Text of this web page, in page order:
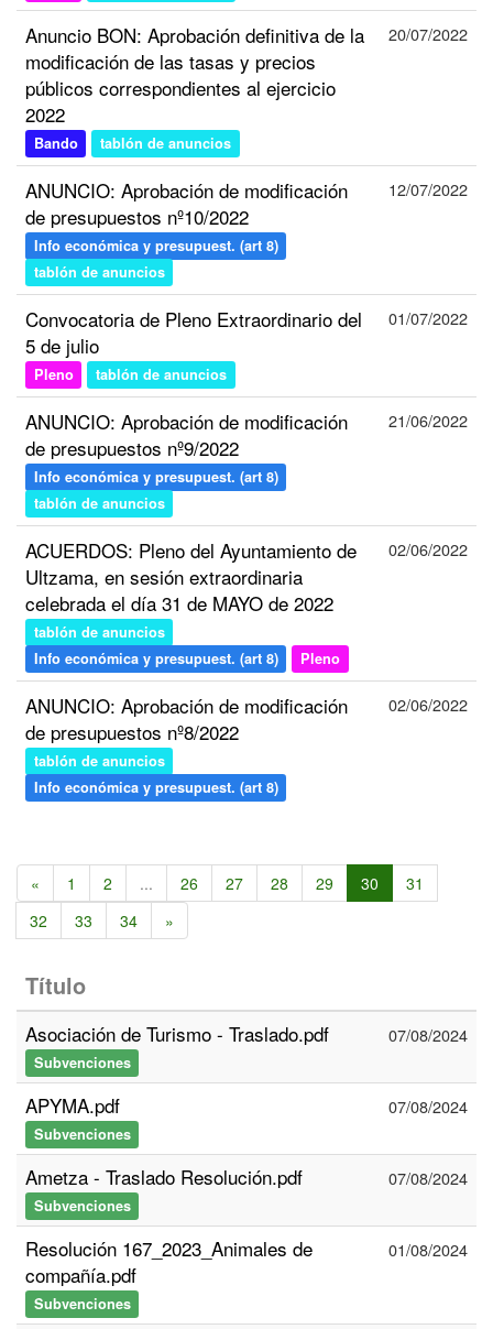
Anuncio BON: Aprobación definitiva de la
modificación de las tasas y precios
públicos correspondientes al ejercicio
2022
Bando tablón de anuncios
20/07/2022
ANUNCIO: Aprobación de modificación
de presupuestos nº10/2022
Info económica y presupuest. (art 8)
tablón de anuncios
12/07/2022
Convocatoria de Pleno Extraordinario del
5 de julio
Pleno tablón de anuncios
01/07/2022
ANUNCIO: Aprobación de modificación
de presupuestos nº9/2022
Info económica y presupuest. (art 8)
tablón de anuncios
21/06/2022
ACUERDOS: Pleno del Ayuntamiento de
Ultzama, en sesión extraordinaria
celebrada el día 31 de MAYO de 2022
tablón de anuncios
Info económica y presupuest. (art 8)
Pleno
02/06/2022
ANUNCIO: Aprobación de modificación
de presupuestos nº8/2022
tablón de anuncios
Info económica y presupuest. (art 8)
02/06/2022
« 1 2 ... 26 27 28 29 30
31
32
33 34 »
Título
Asociación de Turismo - Traslado.pdf
Subvenciones
07/08/2024
APYMA.pdf
Subvenciones
07/08/2024
Ametza - Traslado Resolución.pdf
Subvenciones
07/08/2024
Resolución 167_2023_Animales de
compañía.pdf
Subvenciones
01/08/2024